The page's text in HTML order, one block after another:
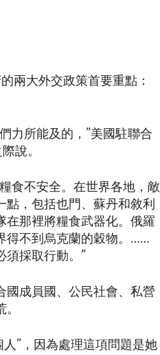
兩大外交政策首要重點：
力所能及的，”美國駐聯合
說。
食不安全。在世界各地，敵
，包括也門、蘇丹和敘利
在那裡將糧食武器化。俄羅
得不到烏克蘭的穀物。……
須採取行動。”
國成員國、公民社會、私營
”，因為處理這項問題是她